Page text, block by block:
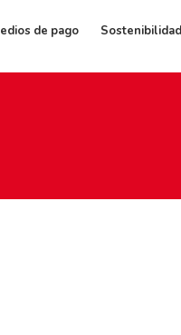
de pago Sostenibilidad